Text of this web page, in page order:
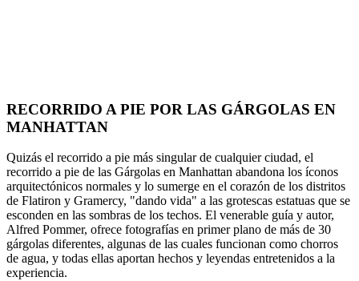
RECORRIDO A PIE POR LAS GÁRGOLAS EN
MANHATTAN
Quizás el recorrido a pie más singular de cualquier ciudad, el
recorrido a pie de las Gárgolas en Manhattan abandona los íconos
arquitectónicos normales y lo sumerge en el corazón de los distritos
de Flatiron y Gramercy, "dando vida" a las grotescas estatuas que se
esconden en las sombras de los techos. El venerable guía y autor,
Alfred Pommer, ofrece fotografías en primer plano de más de 30
gárgolas diferentes, algunas de las cuales funcionan como chorros
de agua, y todas ellas aportan hechos y leyendas entretenidos a la
experiencia.